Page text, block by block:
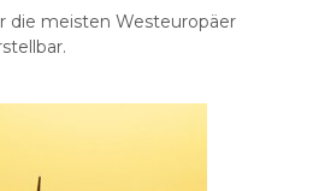
die meisten Westeuropäer